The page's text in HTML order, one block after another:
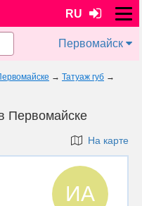
RU
Первомайск
→ Татуаж губ →
Первомайске
На карте
ИА